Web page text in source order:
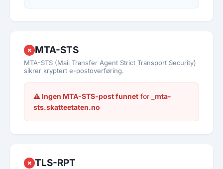
✗ MTA-STS
MTA-STS (Mail Transfer Agent Strict Transport Security)
sikrer kryptert e-postoverføring.
⚠ Ingen MTA-STS-post funnet for
_mta-
sts.skatteetaten.no
✗ TLS-RPT